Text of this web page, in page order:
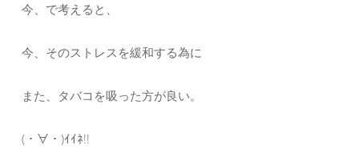
今、で考えると、
今、そのストレスを緩和する為に
また、タバコを吸った方が良い。
(・∀・)ｲｲﾈ!!